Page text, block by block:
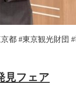
都 #東京観光財団
見フェア